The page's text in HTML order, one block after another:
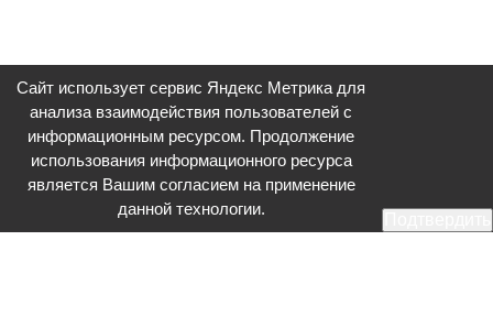
Сайт использует сервис Яндекс Метрика для
анализа взаимодействия пользователей с
информационным ресурсом. Продолжение
использования информационного ресурса
является Вашим согласием на применение
данной технологии.